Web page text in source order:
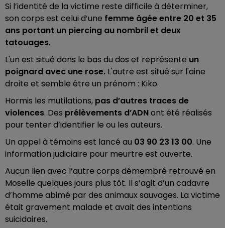
Si l’identité de la victime reste difficile à déterminer,
son corps est celui d’une femme âgée entre 20 et 35
ans portant un piercing au nombril et deux
tatouages.
L'un est situé dans le bas du dos et représente un
poignard avec une rose. L'autre est situé sur l'aine
droite et semble être un prénom : Kiko.
Hormis les mutilations, pas d’autres traces de
violences. Des prélèvements d’ADNont été réalisés
pour tenter d’identifier le ou les auteurs.
Un appel à témoins est lancé au 03 90 23 13 00. Une
information judiciaire pour meurtre est ouverte.
Aucun lien avec l’autre corps démembré retrouvé en
Moselle quelques jours plus tôt. Il s’agit d’un cadavre
d’homme abimé par des animaux sauvages. La victime
était gravement malade et avait des intentions
suicidaires.